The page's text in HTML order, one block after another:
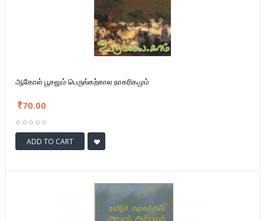
ஆகோள் பூசலும் பெருங்கற்கால நாகரிகமும்
70.00
ADD TO CART